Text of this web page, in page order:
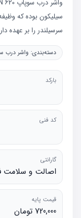
سیلیکون بوده که
سرسیلندر را بر عهده
دسته‌بندی: واشر درب
بارکد
کد فنی
گارانتی
اصالت و سلامت
قیمت پایه
720,000 تومان